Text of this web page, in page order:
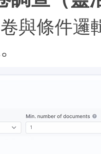
與條件邏